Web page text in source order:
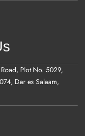
Plot No. 5029,
Dar es Salaam,